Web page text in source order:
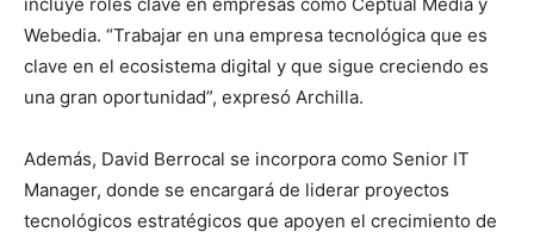
Webedia. “Trabajar en una empresa tecnológica que es
clave en el ecosistema digital y que sigue creciendo es
una gran oportunidad”, expresó Archilla.
Además, David Berrocal se incorpora como Senior IT
Manager, donde se encargará de liderar proyectos
tecnológicos estratégicos que apoyen el crecimiento de